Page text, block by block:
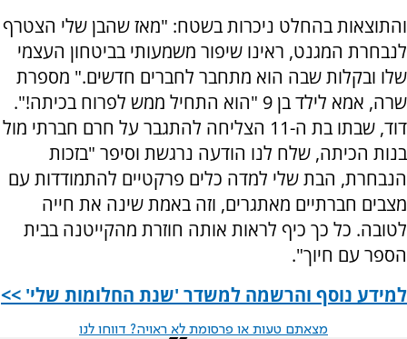
והתוצאות בהחלט ניכרות בשטח: "מאז שהבן שלי הצטרף
לנבחרת המגנט, ראינו שיפור משמעותי בביטחון העצמי
שלו ובקלות שבה הוא מתחבר לחברים חדשים." מספרת
שרה, אמא לילד בן 9 "הוא התחיל ממש לפרוח בכיתה!".
דוד, שבתו בת ה-11 הצליחה להתגבר על חרם חברתי מול
בנות הכיתה, שלח לנו הודעה נרגשת וסיפר "בזכות
הנבחרת, הבת שלי למדה כלים פרקטיים להתמודדות עם
מצבים חברתיים מאתגרים, וזה באמת שינה את חייה
לטובה. כל כך כיף לראות אותה חוזרת מהקייטנה בבית
הספר עם חיוך".
למידע נוסף והרשמה למשדר 'שנת החלומות שלי' >>
מצאתם טעות או פרסומת לא ראויה? דווחו לנו